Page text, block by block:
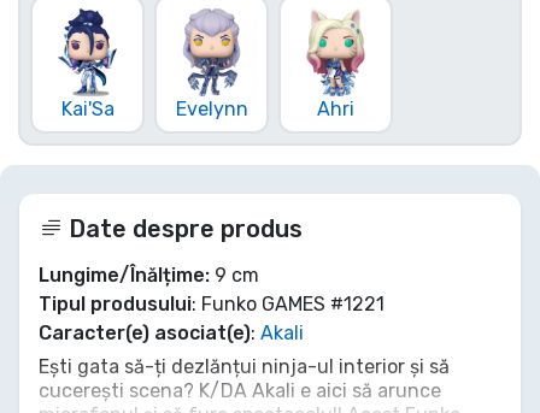
Kai'Sa Evelynn Ahri
Date despre produs
Lungime/Înălțime: 9 cm
Tipul produsului: Funko GAMES #1221
Caracter(e) asociat(e): Akali
Ești gata să-ți dezlănțui ninja-ul interior și să
cucerești scena? K/DA Akali e aici să arunce